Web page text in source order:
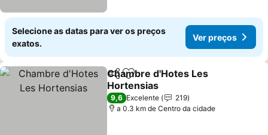
Selecione as datas para ver os preços
exatos.
Ver preços
PartilharAdicionar aos favoritos
Chambre d'Hotes Les
Hortensias
Ver preços
9,6 Excelente
219
a 0.3 km de Centro da cidade